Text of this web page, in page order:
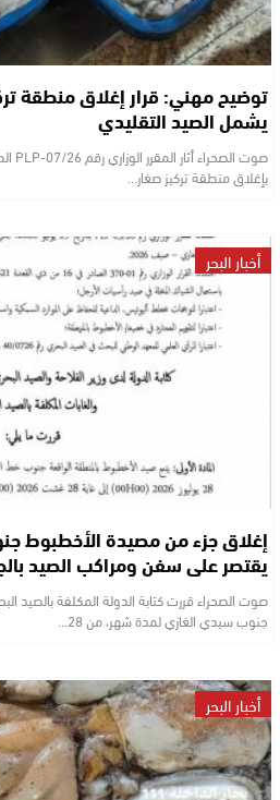
توضيح مهني: قرار إغلاق منطقة
يشمل الصيد التقليدي
بإغلاق منطقة تركيز صغار…
أخبار البحر
إغلاق جزء من مصيدة الأخطبوط
يقتصر على سفن ومراكب الصيد
صوت الصحراء قررت كتابة الدولة المكلفة بالصيد
جنوب سيدي الغازي لمدة شهر، من 28…
أخبار البحر